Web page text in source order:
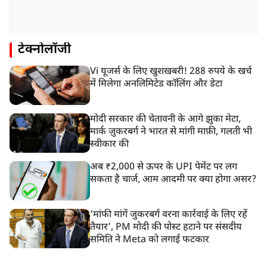
टेक्नोलॉजी
Vi यूजर्स के लिए खुशखबरी! 288 रुपये के खर्च
में मिलेगा अनलिमिटेड कॉलिंग और डेटा
मोदी सरकार की चेतावनी के आगे झुका मेटा,
मार्क ज़ुकरबर्ग ने भारत से मांगी माफ़ी, गलती भी
स्वीकार की
अब ₹2,000 से ऊपर के UPI पेमेंट पर लग
सकता है चार्ज, आम आदमी पर क्या होगा असर?
‘मांफी मांगें जुकरबर्ग वरना कार्रवाई के लिए रहें
तैयार’, PM मोदी की पोस्ट हटाने पर संसदीय
समिति ने Meta को लगाई फटकार